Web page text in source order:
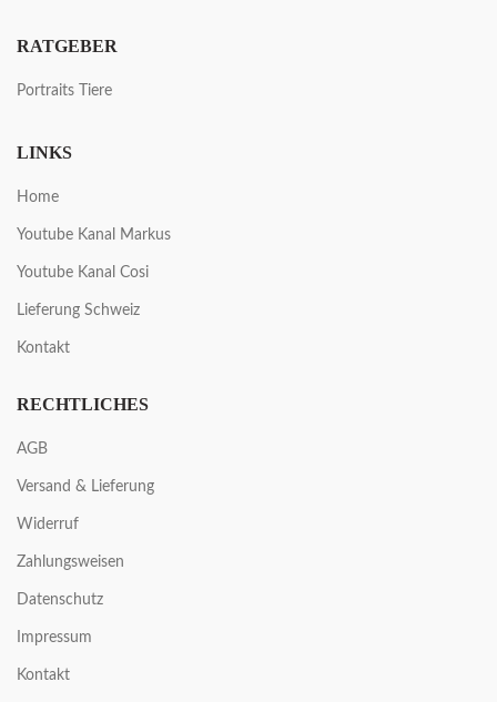
RATGEBER
Portraits Tiere
LINKS
Home
Youtube Kanal Markus
Youtube Kanal Cosi
Lieferung Schweiz
Kontakt
RECHTLICHES
AGB
Versand & Lieferung
Widerruf
Zahlungsweisen
Datenschutz
Impressum
Kontakt